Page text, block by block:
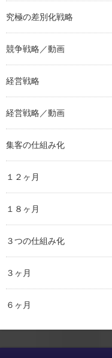
究極の差別化戦略
競争戦略／動画
経営戦略
経営戦略／動画
集客の仕組み化
１２ヶ月
１８ヶ月
３つの仕組み化
３ヶ月
６ヶ月